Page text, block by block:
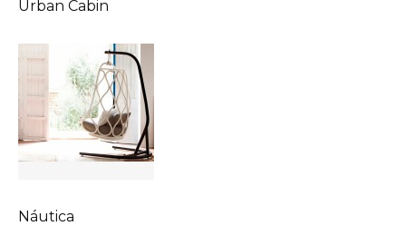
Urban Cabin
Náutica